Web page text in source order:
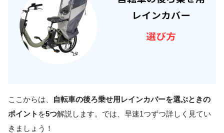
ここからは、
自転車の後ろ乗せ用レインカバーを選ぶときの
ポイント を5つ解説します。では、早速1つずつ詳しく見てい
きましょう！